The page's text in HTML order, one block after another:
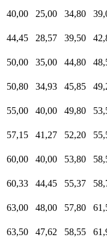
40,00
25,00 34,80
44,45
28,57 39,50
50,00
35,00 44,80
50,80
34,93 45,85
55,00
40,00 49,80
57,15
41,27 52,20
60,00
40,00 53,80
60,33
44,45 55,37
63,00
48,00 57,80
63,50
47,62 58,55